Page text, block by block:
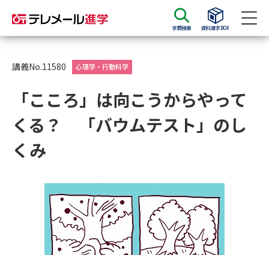
学問検索 資料請求BOX
資料請求
大学・短大の資料種類から請求
大学パンフ
大学・短大以外の資料から請求
講義No.11580 心理学・行動科学
「こころ」は向こうからやって
くる？ 「バウムテスト」のし
くみ